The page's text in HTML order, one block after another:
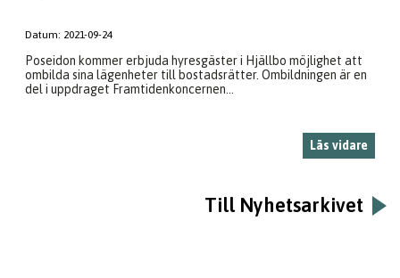
Datum: 2021-09-24
Poseidon kommer erbjuda hyresgäster i Hjällbo möjlighet att
ombilda sina lägenheter till bostadsrätter. Ombildningen är en
del i uppdraget Framtidenkoncernen...
Läs vidare
Till Nyhetsarkivet